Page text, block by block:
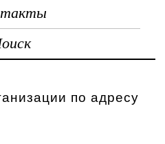
по адресу